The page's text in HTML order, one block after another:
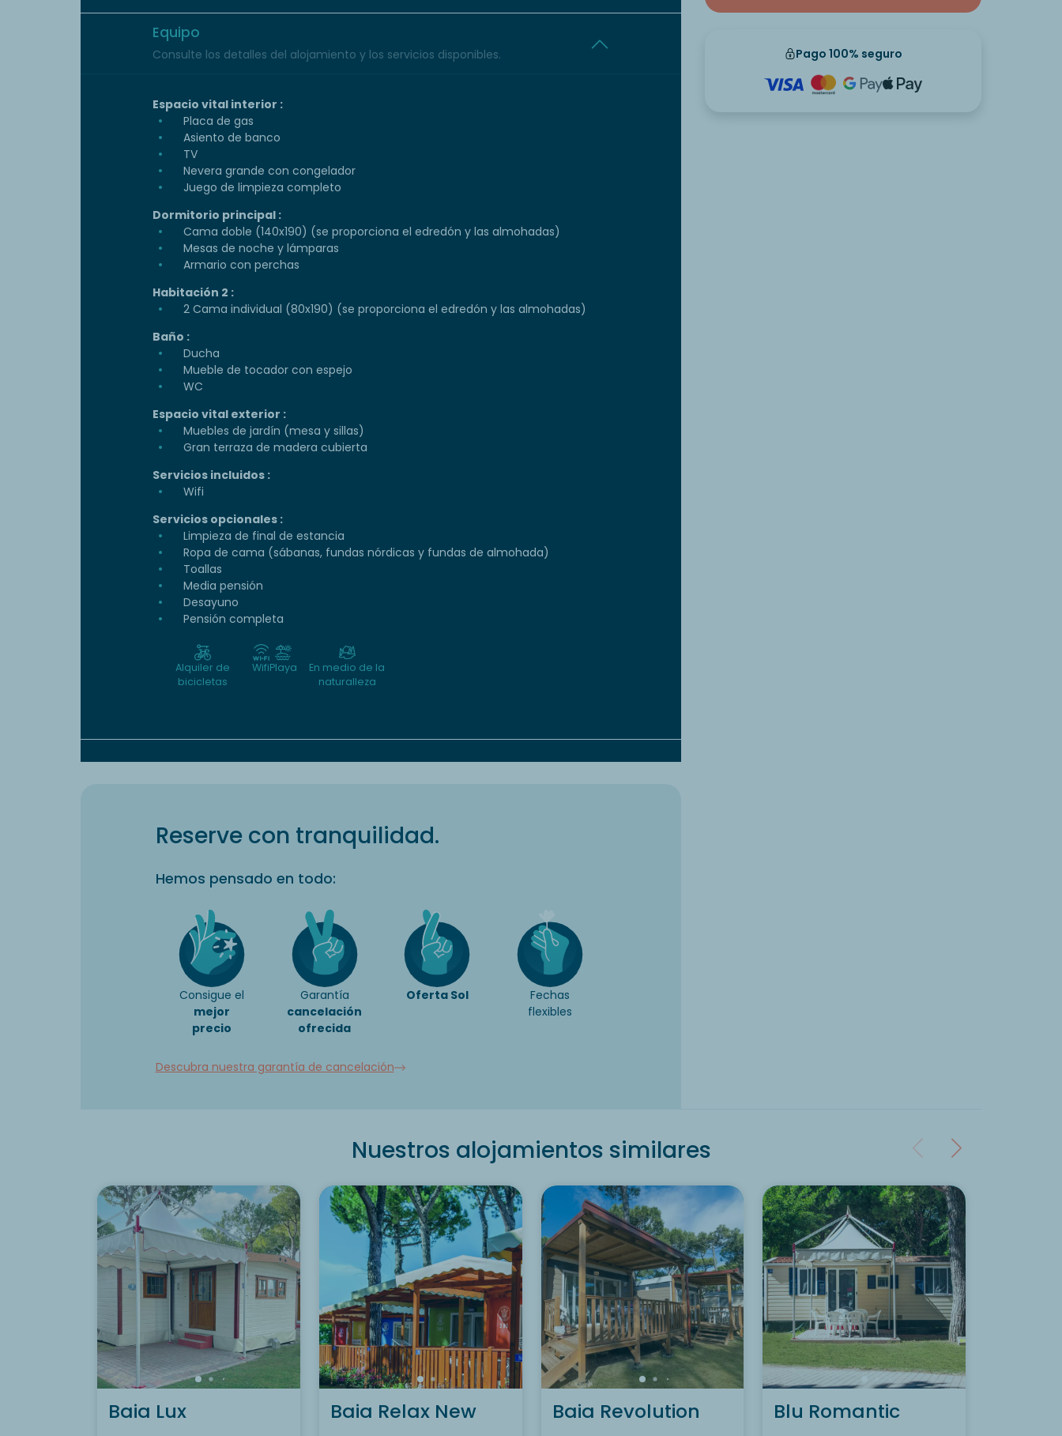
Pago 100% seguro
Equipo
Consulte los detalles del alojamiento y los servicios disponibles.
Espacio vital interior :
Placa de gas
Asiento de banco
TV
Nevera grande con congelador
Juego de limpieza completo
Dormitorio principal :
Cama doble (140x190) (se proporciona el edredón y las almohadas)
Mesas de noche y lámparas
Armario con perchas
Habitación 2 :
2 Cama individual (80x190) (se proporciona el edredón y las almohadas)
Baño :
Ducha
Mueble de tocador con espejo
WC
Espacio vital exterior :
Muebles de jardín (mesa y sillas)
Gran terraza de madera cubierta
Servicios incluidos :
Wifi
Servicios opcionales :
Limpieza de final de estancia
Ropa de cama (sábanas, fundas nórdicas y fundas de almohada)
Toallas
Media pensión
Desayuno
Pensión completa
Alquiler de
bicicletas
WifiPlaya
En medio de la
naturalleza
Reserve con tranquilidad.
Hemos pensado en todo:
Consigue el
mejor
precio
Garantía
cancelación
ofrecida
Oferta Sol
Fechas
flexibles
Descubra nuestra garantía de cancelación
Nuestros alojamientos similares
Baia Lux Baia Relax New Baia Revolution Blu Romantic